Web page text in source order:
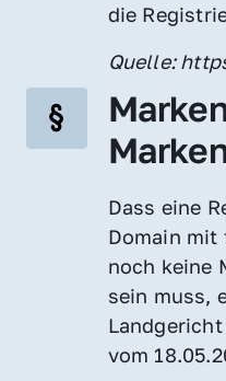
die
Quelle:
Dass eine
Domain mit
noch keine
sein muss,
vom